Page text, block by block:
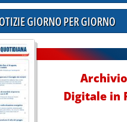
GIORNO PER GIORNO
Archivio
Digitale in